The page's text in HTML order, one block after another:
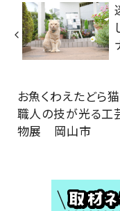
お魚くわえたどら
職人の技が光る工
物展 岡山市